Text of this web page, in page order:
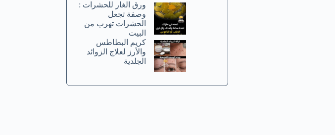
ورق الغار للحشرات :
وصفة تجعل
الحشرات تهرب من
البيت
كريم البطاطس
والأرز لعلاج الزوائد
الجلدية